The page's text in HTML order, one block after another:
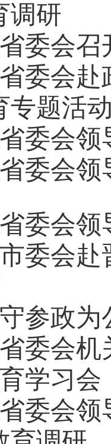
调研
委会
委会
专题活
委会
委会
委会
委会赴
参政
委会机
学习会
委会